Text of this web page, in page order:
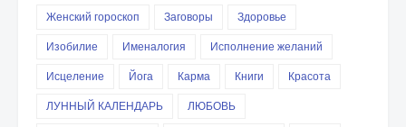
Женский гороскоп
Заговоры
Здоровье
Изобилие
Именалогия
Исполнение желаний
Исцеление
Йога Карма Книги
Красота
ЛУННЫЙ КАЛЕНДАРЬ
ЛЮБОВЬ